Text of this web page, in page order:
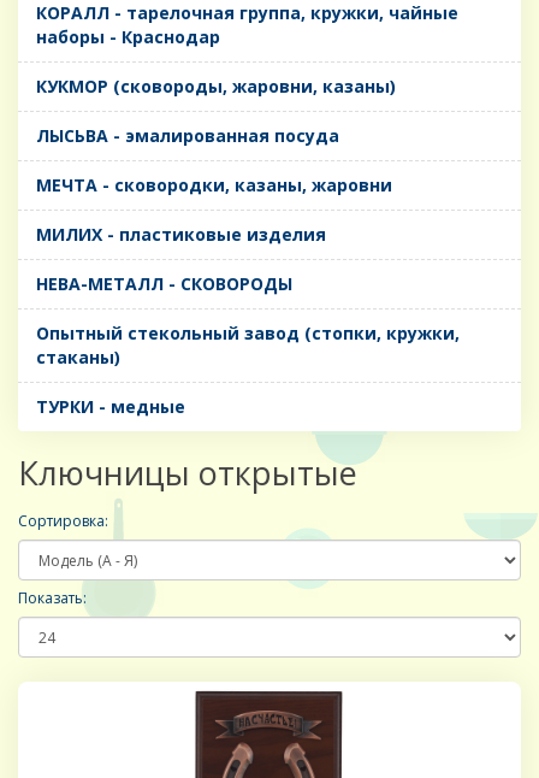
КОРАЛЛ - тарелочная группа, кружки, чайные
наборы - Краснодар
КУКМОР (сковороды, жаровни, казаны)
ЛЫСЬВА - эмалированная посуда
МЕЧТА - сковородки, казаны, жаровни
МИЛИХ - пластиковые изделия
НЕВА-МЕТАЛЛ - СКОВОРОДЫ
Опытный стекольный завод (стопки, кружки,
стаканы)
ТУРКИ - медные
Ключницы открытые
Сортировка:
Показать: